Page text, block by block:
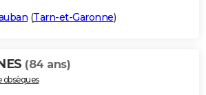
(Tarn-et-Garonne)
(84 ans)